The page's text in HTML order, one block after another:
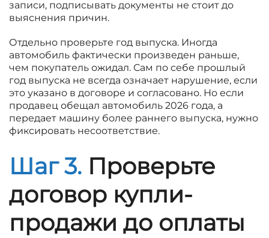
записи, подписывать документы не стоит до
выяснения причин.
Отдельно проверьте год выпуска. Иногда
автомобиль фактически произведен раньше,
чем покупатель ожидал. Сам по себе прошлый
год выпуска не всегда означает нарушение, если
это указано в договоре и согласовано. Но если
продавец обещал автомобиль 2026 года, а
передает машину более раннего выпуска, нужно
фиксировать несоответствие.
Шаг 3. Проверьте
договор купли-
продажи до оплаты